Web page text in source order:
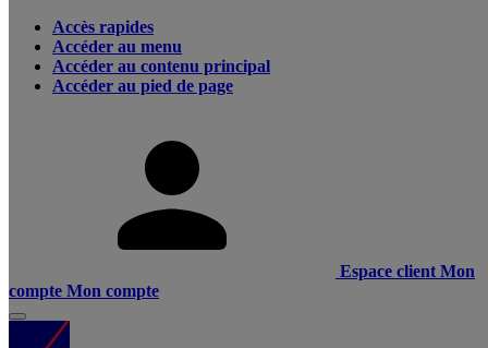
Accès rapides
Accéder au menu
Accéder au contenu principal
Accéder au pied de page
Espace client Mon
compte Mon compte